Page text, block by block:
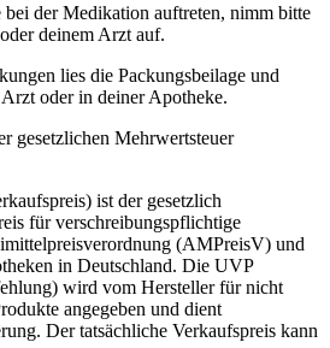
der Medikation auftreten, nimm bitte
deinem Arzt auf.
lies die Packungsbeilage und
oder in deiner Apotheke.
gesetzlichen Mehrwertsteuer
ist der gesetzlich
für verschreibungspflichtige
(AMPreisV) und
in Deutschland. Die UVP
wird vom Hersteller für nicht
angegeben und dient
Der tatsächliche Verkaufspreis kann